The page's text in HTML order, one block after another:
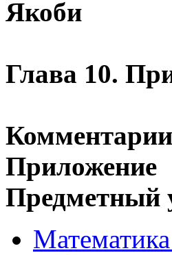
Якоби
Глава 10.
Приложение
Предметный